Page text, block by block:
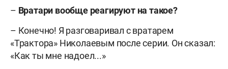
– Вратари вообще реагируют на такое?
– Конечно! Я разговаривал с вратарем
«Трактора» Николаевым после серии. Он сказал:
«Как ты мне надоел...»